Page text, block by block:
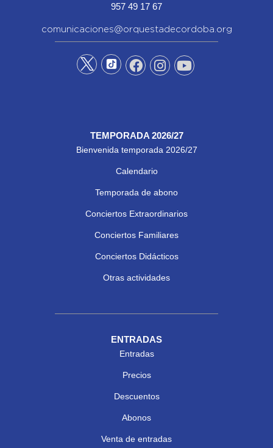
957 49 17 67
comunicaciones@orquestadecordoba.org
TEMPORADA 2026/27
Bienvenida temporada 2026/27
Calendario
Temporada de abono
Conciertos Extraordinarios
Conciertos Familiares
Conciertos Didácticos
Otras actividades
ENTRADAS
Entradas
Precios
Descuentos
Abonos
Venta de entradas